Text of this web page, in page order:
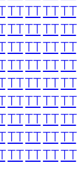
TTTTTTTT
TTTTTTTT
TTTTTTTT
TTTTTTTT
TTTTTTTT
TTTTTTTT
TTTTTTTT
TTTTTTTT
TTTTTTTT